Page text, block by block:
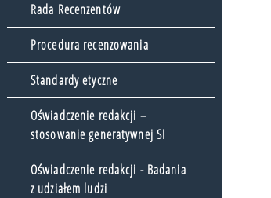
Rada Recenzentów
Procedura recenzowania
Standardy etyczne
Oświadczenie redakcji –
stosowanie generatywnej SI
Oświadczenie redakcji - Badania
z udziałem ludzi